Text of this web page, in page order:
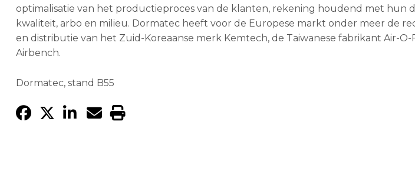
optimalisatie van het productieproces van de klanten, rekening houdend met hun
kwaliteit, arbo en milieu. Dormatec heeft voor de Europese markt onder meer de
en distributie van het Zuid-Koreaanse merk Kemtech, de Taiwanese fabrikant Air-
Airbench.
Dormatec, stand B55